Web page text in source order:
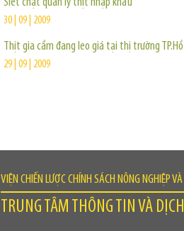
30 | 09 | 2009
Thịt gia cầm đang leo giá tại thị trường TP.Hồ
29 | 09 | 2009
VIỆN CHIẾN LƯỢC CHÍNH SÁCH NÔNG NGHIỆP
TRUNG TÂM THÔNG TIN VÀ